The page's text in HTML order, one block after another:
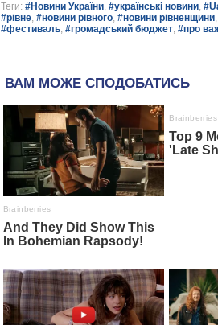
Теги: #Новини України, #українські новини,
#рівне, #новини рівного, #новини рівненщини,
#фестиваль, #громадський бюджет, #про